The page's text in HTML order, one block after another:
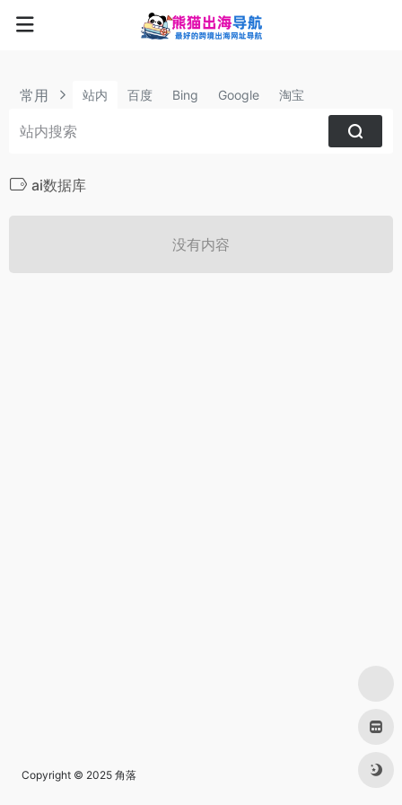
常用 站内 百度 Bing Google 淘宝
ai数据库
没有内容
Copyright © 2025 角落